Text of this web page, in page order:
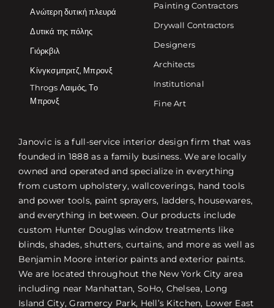
Ανώτερη δυτική πλευρά
Δυτικά της πόλης
Γιόρκβιλ
Κίνγκσμπριτζ, Μπρονξ
Throgs Λαιμός, Το
Μπρονξ
Painting Contractors
Drywall Contractors
Designers
Architects
Institutional
Fine Art
Janovic is a full-service interior design firm that was
founded in 1888 as a family business. We are locally
owned and operated and specialize in everything
from custom upholstery, wallcoverings, hand tools
and power tools, paint sprayers, ladders, housewares,
and everything in between. Our products include
custom Hunter Douglas window treatments like
blinds, shades, shutters, curtains, and more as well as
Benjamin Moore interior paints and exterior paints.
We are located throughout the New York City area
including near Manhattan, SoHo, Chelsea, Long
Island City, Gramercy Park, Hell’s Kitchen, Lower East